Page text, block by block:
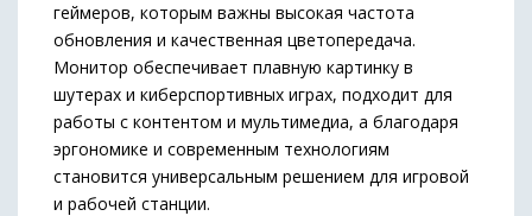
геймеров, которым важны высокая частота
обновления и качественная цветопередача.
Монитор обеспечивает плавную картинку в
шутерах и киберспортивных играх, подходит для
работы с контентом и мультимедиа, а благодаря
эргономике и современным технологиям
становится универсальным решением для игровой
и рабочей станции.